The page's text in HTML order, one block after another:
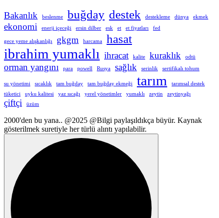
Bakanlık beslenme buğday destek destekleme dünya ekmek
ekonomi enerji içeceği ersin dilber esk et et fiyatları fed
gece yeme alışkanlığı gkgm harcama hasat
ibrahim yumaklı ihracat kalite kuraklık odtü
orman yangını para powell Rusya sağlık serinlik sertifikalı tohum
su yönetimi sıcaklık tam buğday tam buğday ekmeği tarım
tarımsal destek
tüketici
uyku kalitesi yaz sıcağı yerel yönetimler yumaklı zeytin zeytinyağı
çiftçi üzüm
2000'den bu yana.. @2025 @Bilgi paylaşıldıkça büyür. Kaynak
gösterilmek suretiyle her türlü alıntı yapılabilir.